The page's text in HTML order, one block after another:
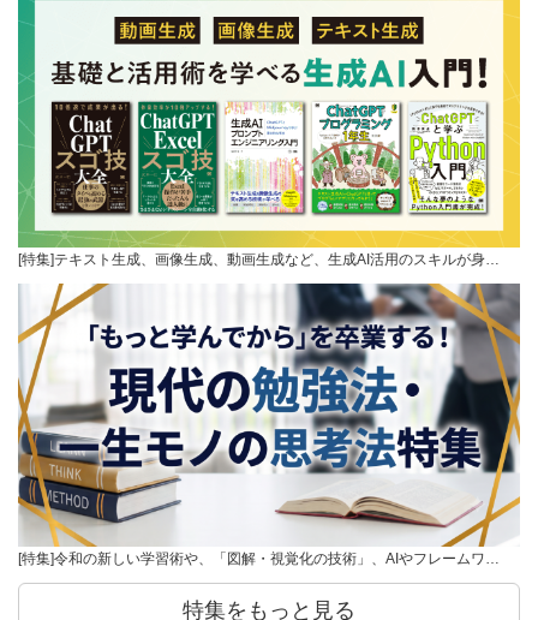
[特集]テキスト生成、画像生成、動画生成など、生成AI活用のスキルが身…
[特集]令和の新しい学習術や、「図解・視覚化の技術」、AIやフレームワ…
特集をもっと見る